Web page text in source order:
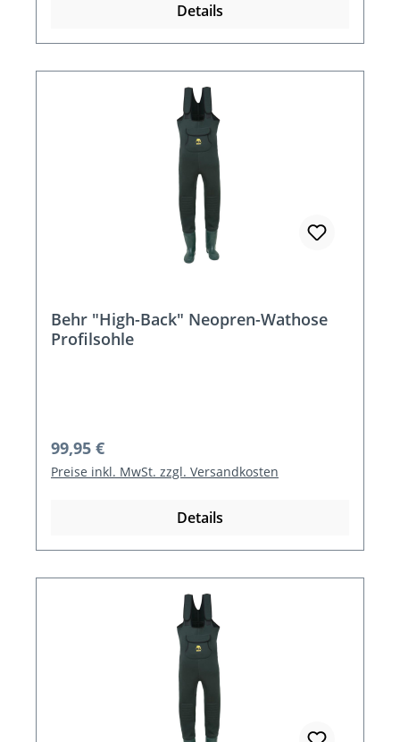
Details
Behr "High-Back" Neopren-Wathose
Profilsohle
Regulärer Preis:
99,95 €
Preise inkl. MwSt. zzgl. Versandkosten
Details